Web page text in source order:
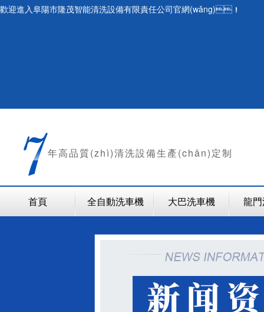
歡迎進入阜陽市隆茂智能清洗設備有限責任公司官網(wǎng)！
年高品質(zhì)清洗設備生產(chǎn)定制
首頁 全自動洗車機 大巴洗車機 龍